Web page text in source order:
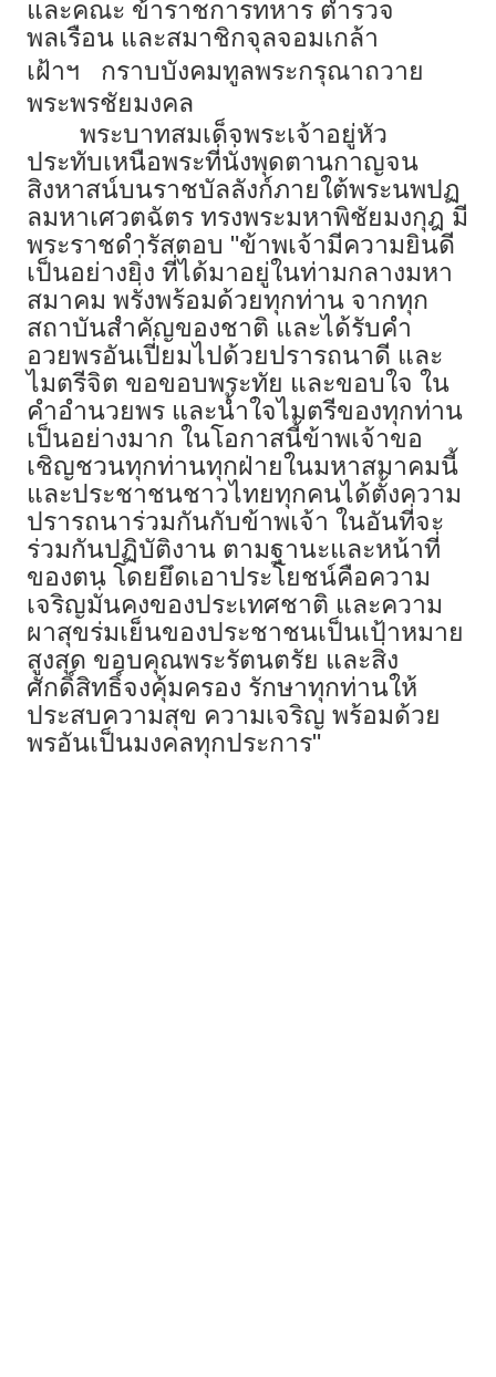
และคณะ ข้าราชการทหาร ตำรวจ
พลเรือน และสมาชิกจุลจอมเกล้า
เฝ้าฯ
กราบบังคมทูลพระกรุณาถวาย
พระพรชัยมงคล
พระบาทสมเด็จพระเจ้าอยู่หัว
ประทับเหนือพระที่นั่งพุดตานกาญจน
สิงหาสน์บนราชบัลลังก์ภายใต้พระนพปฏ
ลมหาเศวตฉัตร ทรงพระมหาพิชัยมงกุฎ มี
พระราชดำรัสตอบ "ข้าพเจ้ามีความยินดี
เป็นอย่างยิ่ง ที่ได้มาอยู่ในท่ามกลางมหา
สมาคม พรั่งพร้อมด้วยทุกท่าน จากทุก
สถาบันสำคัญของชาติ และได้รับคำ
อวยพรอันเปี่ยมไปด้วยปรารถนาดี และ
ไมตรีจิต ขอขอบพระทัย และขอบใจ ใน
คำอำนวยพร และน้ำใจไมตรีของทุกท่าน
เป็นอย่างมาก ในโอกาสนี้ข้าพเจ้าขอ
เชิญชวนทุกท่านทุกฝ่ายในมหาสมาคมนี้
และประชาชนชาวไทยทุกคนได้ตั้งความ
ปรารถนาร่วมกันกับข้าพเจ้า ในอันที่จะ
ร่วมกันปฏิบัติงาน ตามฐานะและหน้าที่
ของตน โดยยึดเอาประโยชน์คือความ
เจริญมั่นคงของประเทศชาติ และความ
ผาสุขร่มเย็นของประชาชนเป็นเป้าหมาย
สูงสุด ขอบคุณพระรัตนตรัย และสิ่ง
ศักดิ์สิทธิ์จงคุ้มครอง รักษาทุกท่านให้
ประสบความสุข ความเจริญ พร้อมด้วย
พรอันเป็นมงคลทุกประการ"